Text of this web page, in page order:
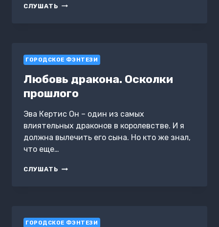
СЛУШАТЬ ПАРА
ГОРОДСКОЕ ФЭНТЕЗИ
Любовь дракона. Осколки
прошлого
Эва Кертис Он – один из самых
влиятельных драконов в королевстве. И я
должна вылечить его сына. Но кто же знал,
что еще…
СЛУШАТЬ ЛЮБОВЬ
ГОРОДСКОЕ ФЭНТЕЗИ